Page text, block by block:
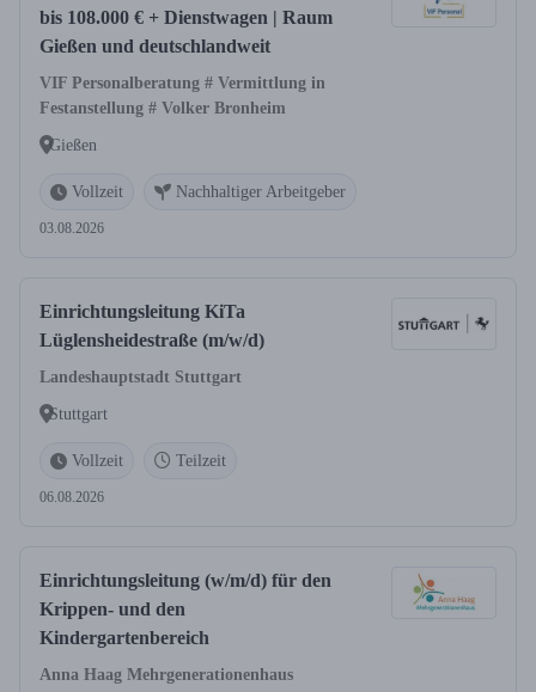
bis 108.000 € + Dienstwagen | Raum
Gießen und deutschlandweit
VIF Personalberatung # Vermittlung in
Festanstellung # Volker Bronheim
Gießen
Vollzeit Nachhaltiger Arbeitgeber
03.08.2026
Einrichtungsleitung KiTa
Lüglensheidestraße (m/w/d)
Landeshauptstadt Stuttgart
Stuttgart
Vollzeit Teilzeit
06.08.2026
Einrichtungsleitung (w/m/d) für den
Krippen- und den
Kindergartenbereich
Anna Haag Mehrgenerationenhaus